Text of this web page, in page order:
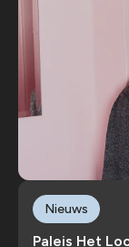
Paleis Het
Nieuws